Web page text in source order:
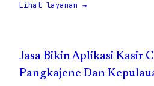
Lihat layanan →
Jasa Bikin Aplikasi Kasir
Pangkajene Dan